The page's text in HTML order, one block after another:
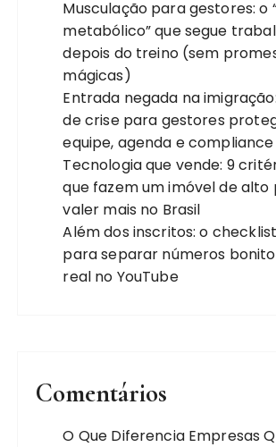
Musculação para gestores: o
metabólico” que segue
depois do treino (sem
mágicas)
Entrada negada na
de crise para gestores
equipe, agenda e compliance
Tecnologia que vende: 9
que fazem um imóvel de alto
valer mais no Brasil
Além dos inscritos: o
para separar números
real no YouTube
Comentários
O Que Diferencia Empresas